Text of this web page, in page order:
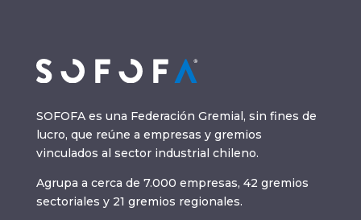
SOFOFA es una Federación Gremial, sin fines de
lucro, que reúne a empresas y gremios
vinculados al sector industrial chileno.
Agrupa a cerca de 7.000 empresas, 42 gremios
sectoriales y 21 gremios regionales.